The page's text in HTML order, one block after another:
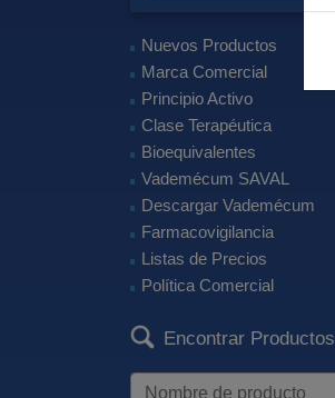
Nuevos Productos
Marca Comercial
Principio Activo
Clase Terapéutica
Bioequivalentes
Vademécum SAVAL
Descargar Vademécum
Farmacovigilancia
Listas de Precios
Política Comercial
Encontrar Productos